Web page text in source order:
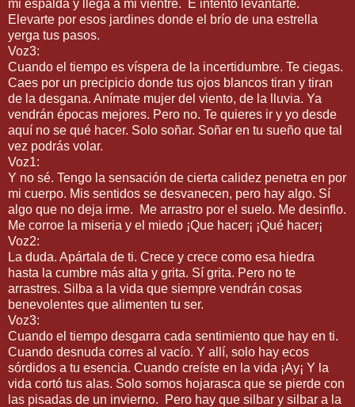
mi espalda y llega a mi vientre. E intento levantarte.
Elevarte por esos jardines donde el brío de una estrella
yerga tus pasos.
Voz3:
Cuando el tiempo es víspera de la incertidumbre. Te ciegas.
Caes por un precipicio donde tus ojos blancos tiran y tiran
de la desgana. Anímate mujer del viento, de la lluvia. Ya
vendrán épocas mejores. Pero no. Te quieres ir y yo desde
aquí no se qué hacer. Solo soñar. Soñar en tu sueño que tal
vez podrás volar.
Voz1:
Y no sé. Tengo la sensación de cierta calidez penetra en por
mi cuerpo. Mis sentidos se desvanecen, pero hay algo. Sí
algo que no deja irme. Me arrastro por el suelo. Me desinflo.
Me corroe la miseria y el miedo ¡Que hacer¡ ¡Qué hacer¡
Voz2:
La duda. Apártala de ti. Crece y crece como esa hiedra
hasta la cumbre más alta y grita. Sí grita. Pero no te
arrastres. Silba a la vida que siempre vendrán cosas
benevolentes que alimenten tu ser.
Voz3:
Cuando el tiempo desgarra cada sentimiento que hay en ti.
Cuando desnuda corres al vacío. Y allí, solo hay ecos
sórdidos a tu esencia. Cuando creíste en la vida ¡Ay¡ Y la
vida cortó tus alas. Solo somos hojarasca que se pierde con
las pisadas de un invierno. Pero hay que silbar y silbar a la